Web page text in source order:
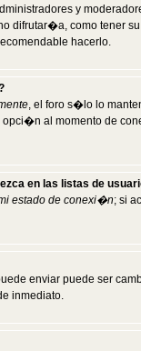
y
difrutar�a, como tener
hacerlo.
, el foro s�lo lo
al momento de
en las listas de
estado de conexi�n; si
enviar puede ser
inmediato.